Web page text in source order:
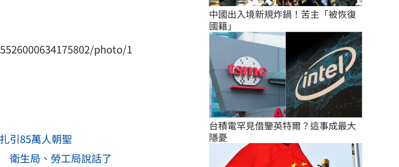
photo/1
引85萬人朝聖
衛生局、勞工局說話了
中國出入境新規炸鍋！苦主「被恢復
國籍」
台積電罕見借鑒英特爾？這事成最大
隱憂